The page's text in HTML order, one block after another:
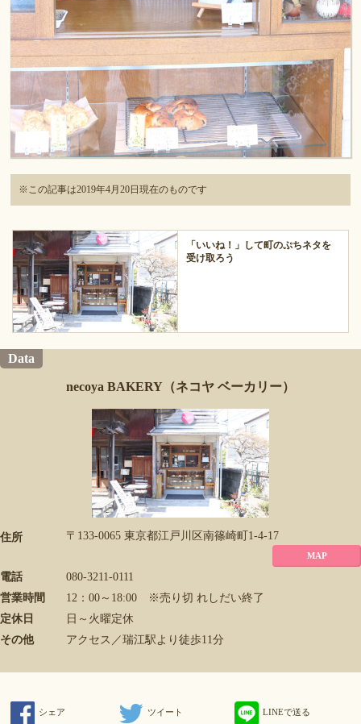
※この記事は2019年4月20日現在のものです
「いいね！」して町のぷちネタを
受け取ろう
Data
necoya BAKERY（ネコヤ ベーカリー）
住所 〒133-0065 東京都江戸川区南篠崎町1-4-17
MAP
電話
080-3211-0111
営業時間
12：00～18:00 ※売り切 れしだい終了
定休日
日～火曜定休
その他
アクセス／瑞江駅より徒歩11分
シェア ツイート LINEで送る